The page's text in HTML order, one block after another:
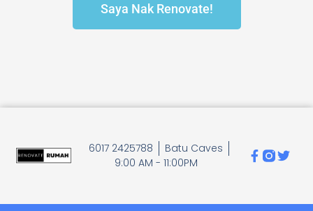
Saya Nak Renovate!
6017 2425788
Batu Caves
9:00 AM - 11:00PM